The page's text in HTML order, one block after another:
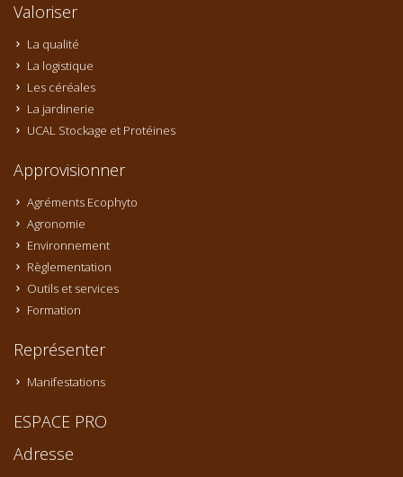
Valoriser
La qualité
La logistique
Les céréales
La jardinerie
UCAL Stockage et Protéines
Approvisionner
Agréments Ecophyto
Agronomie
Environnement
Règlementation
Outils et services
Formation
Représenter
Manifestations
ESPACE PRO
Adresse